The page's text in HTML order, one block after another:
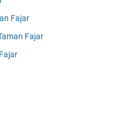
Fajar
Fajar